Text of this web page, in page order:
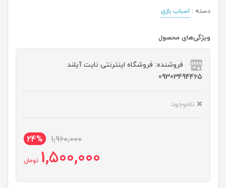
دسته : اسباب بازی
ویژگی‌های محصول
فروشنده: فروشگاه اینترنتی نایت آیلند
09303494465
ناموجود
1,960,000
24%
1,500,000 تومان